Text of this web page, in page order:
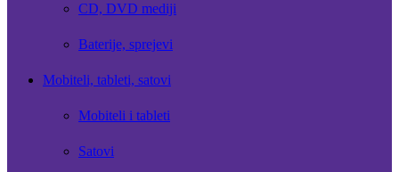
CD, DVD mediji
Baterije, sprejevi
Mobiteli, tableti, satovi
Mobiteli i tableti
Satovi